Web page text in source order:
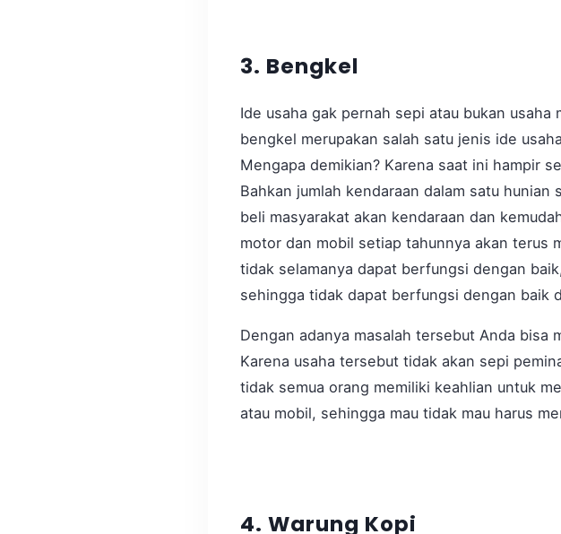
3. Bengkel
Ide usaha gak pernah sepi atau bukan
bengkel merupakan salah satu jenis ide
Mengapa demikian? Karena saat ini hampir
Bahkan jumlah kendaraan dalam satu
beli masyarakat akan kendaraan dan
motor dan mobil setiap tahunnya akan terus
tidak selamanya dapat berfungsi dengan
sehingga tidak dapat berfungsi dengan baik
Dengan adanya masalah tersebut Anda bisa
Karena usaha tersebut tidak akan sepi
tidak semua orang memiliki keahlian untuk
atau mobil, sehingga mau tidak mau harus
4. Warung Kopi